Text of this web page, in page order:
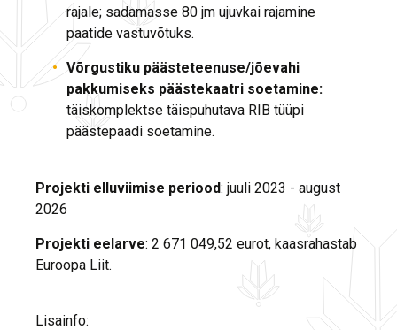
rajale; sadamasse 80 jm ujuvkai rajamine
paatide vastuvõtuks.
Võrgustiku päästeteenuse/jõevahi
pakkumiseks päästekaatri soetamine:
täiskomplektse täispuhutava RIB tüüpi
päästepaadi soetamine.
Projekti elluviimise periood: juuli 2023 - august
2026
Projekti eelarve: 2 671 049,52 eurot, kaasrahastab
Euroopa Liit.
Lisainfo: